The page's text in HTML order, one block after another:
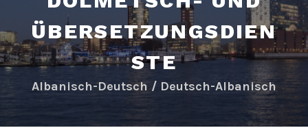
ÜBERSETZUNGSDIEN
STE
Albanisch-Deutsch / Deutsch-Albanisch